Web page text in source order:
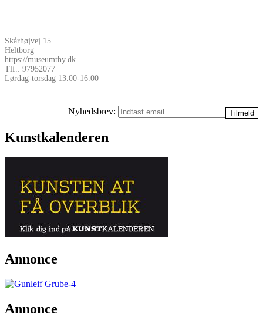
Skårhøjvej 15
Heltborg
https://museumthy.dk
Tlf.: 97952077
Lørdag-torsdag 13.00-16.00
Nyhedsbrev:
Kunstkalenderen
Annonce
Annonce